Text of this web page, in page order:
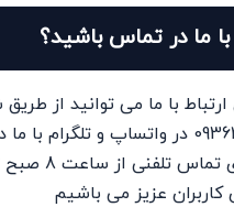
ما در تماس باشید؟
با ما می توانید از طریق
09364549266 در واتساپ و تلگرام
عزیز می باشیم